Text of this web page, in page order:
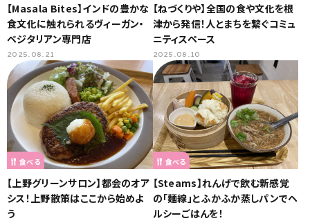
【Masala Bites】インドの豊かな
食文化に触れられるヴィーガン・
ベジタリアン専門店
2025.08.21
【ねづくりや】全国の食や文化を根
津から発信！人とまちを繋ぐコミュ
ニティスペース
2025.08.10
食べる
【上野グリーンサロン】都会のオア
シス！上野散策はここから始めよ
う
食べる
【Steams】れんげで飲む新感覚
の「麺線」とふかふか蒸しパンでヘ
ルシーごはんを！